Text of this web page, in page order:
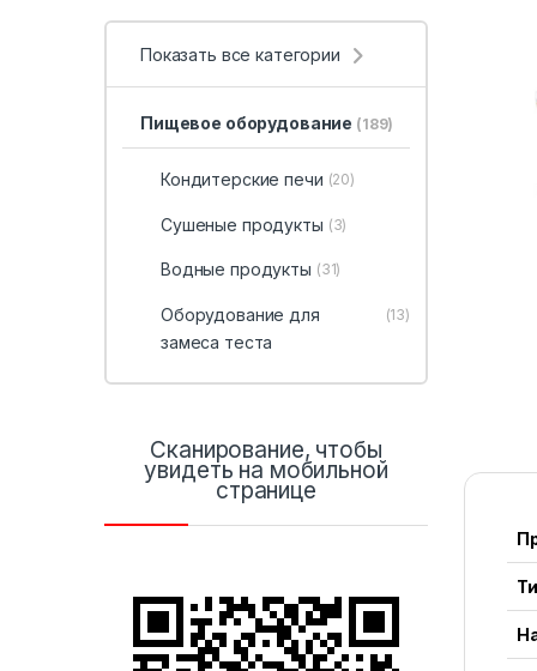
Показать все категории
Пищевое оборудование (189)
Кондитерские печи (20)
Сушеные продукты (3)
Водные продукты (31)
Оборудование для
замеса теста
(13)
Сканирование, чтобы
увидеть на мобильной
странице